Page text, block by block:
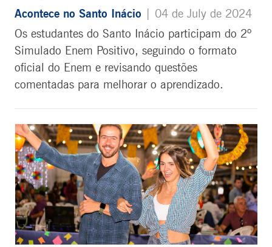
Acontece no Santo Inácio
| 04 de July de 2024
Os estudantes do Santo Inácio participam do 2º
Simulado Enem Positivo, seguindo o formato
oficial do Enem e revisando questões
comentadas para melhorar o aprendizado.